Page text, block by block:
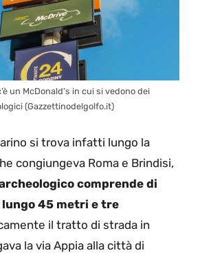
un McDonald’s in cui si vedono dei
(Gazzettinodelgolfo.it)
si trova infatti lungo la
congiungeva Roma e Brindisi,
comprende di
45 metri e tre
il tratto di strada in
la via Appia alla città di